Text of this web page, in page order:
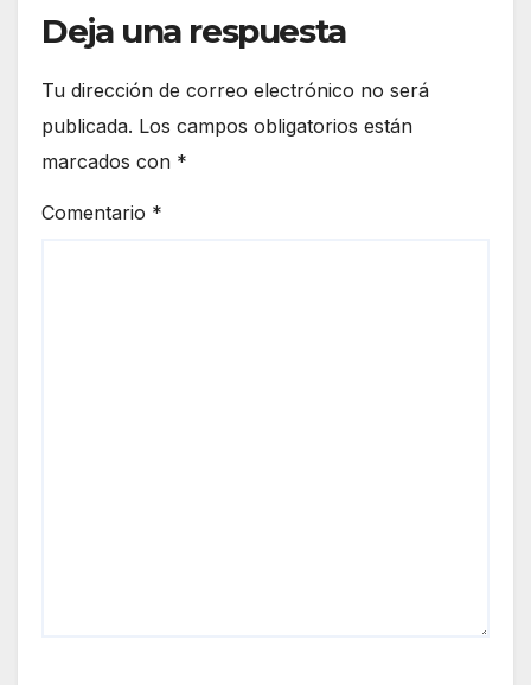
Deja una respuesta
Tu dirección de correo electrónico no será
publicada. Los campos obligatorios están
marcados con *
Comentario *